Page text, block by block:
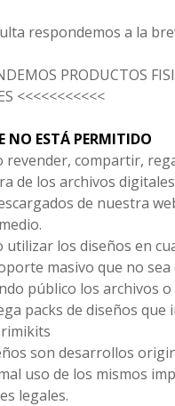
respondemos a la
PRODUCTOS
<<<<<<<<<<<
NO ESTÁ PERMITIDO
revender, compartir,
de los archivos digitales
de nuestra
utilizar los diseños en
masivo que no sea
público los archivos o
packs de diseños que
son desarrollos
uso de los mismos
legales.